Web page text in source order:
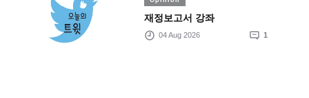
재정보고서 강좌
04 Aug 2026 1